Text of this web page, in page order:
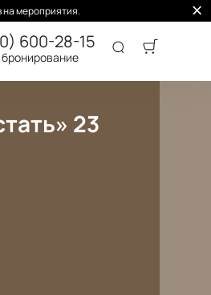
мероприятия.
600-28-15
23